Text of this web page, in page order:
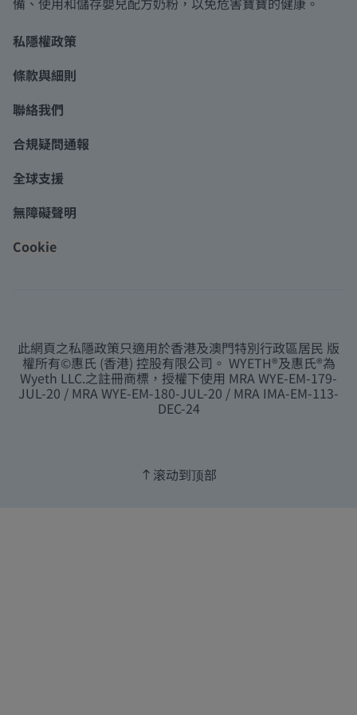
私隱權政策
條款與細則
聯絡我們
合規疑問通報
全球支援
無障礙聲明
Cookie
此網頁之私隱政策只適用於香港及澳門特別行政區居民 版
權所有©惠氏 (香港) 控股有限公司。 WYETH®及惠氏®為
Wyeth LLC.之註冊商標，授權下使用 MRA WYE-EM-179-
JUL-20 / MRA WYE-EM-180-JUL-20 / MRA IMA-EM-113-
DEC-24
滚动到顶部